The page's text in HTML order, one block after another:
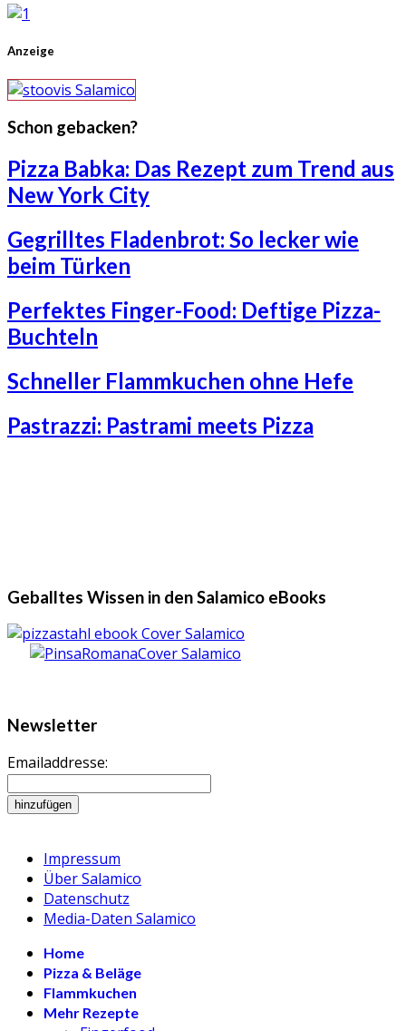
Anzeige
Schon gebacken?
Pizza Babka: Das Rezept zum Trend aus
New York City
Gegrilltes Fladenbrot: So lecker wie
beim Türken
Perfektes Finger-Food: Deftige Pizza-
Buchteln
Schneller Flammkuchen ohne Hefe
Pastrazzi: Pastrami meets Pizza
Geballtes Wissen in den Salamico eBooks
Newsletter
Emailaddresse:
Impressum
Über Salamico
Datenschutz
Media-Daten Salamico
Home
Pizza & Beläge
Flammkuchen
Mehr Rezepte